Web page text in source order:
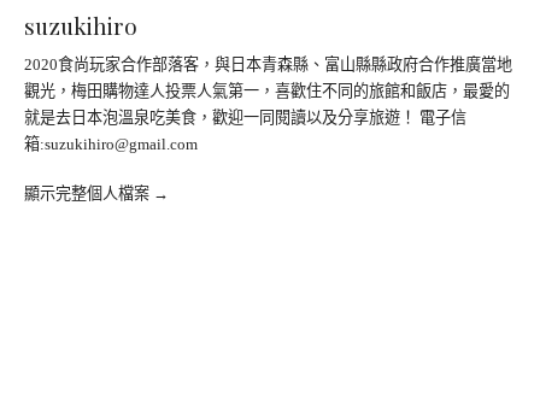
suzukihiro
2020食尚玩家合作部落客，與日本青森縣、富山縣縣政府合作推廣當地
觀光，梅田購物達人投票人氣第一，喜歡住不同的旅館和飯店，最愛的
就是去日本泡溫泉吃美食，歡迎一同閱讀以及分享旅遊！ 電子信
箱:suzukihiro@gmail.com
顯示完整個人檔案 →